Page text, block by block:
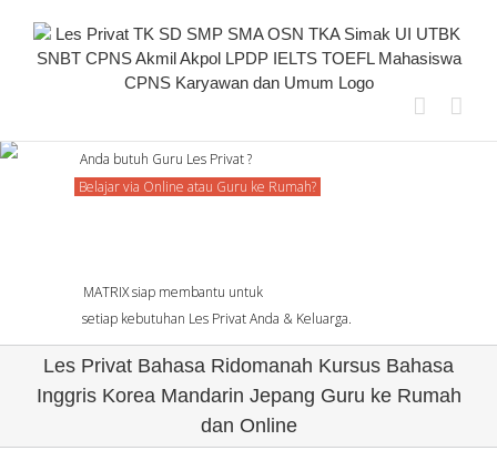
content
Anda butuh Guru Les Privat ?
Belajar via Online atau Guru ke Rumah?
MATRIX siap membantu untuk
setiap kebutuhan Les Privat Anda & Keluarga.
Les Privat Bahasa Ridomanah Kursus Bahasa
Inggris Korea Mandarin Jepang Guru ke Rumah
dan Online